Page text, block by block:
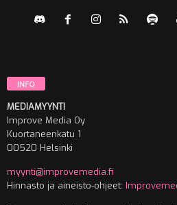
INFO
MEDIAMYYNTI
Improve Media Oy
Kuortaneenkatu 1
00520 Helsinki
myynti@improvemedia.fi
Hinnasto ja aineisto-ohjeet: